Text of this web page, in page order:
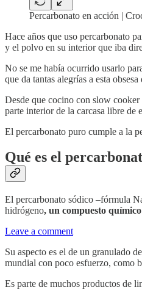
Percarbonato en acción |
Hace años que uso percarbonato
y el polvo en su interior que iba
No se me había ocurrido usarlo
que da tantas alegrías a esta
Desde que cocino con slow
parte interior de la carcasa libre de
El percarbonato puro cumple a la
Qué es el
El percarbonato sódico –fórmula
hidrógeno, un compuesto químico
Leave a comment
Su aspecto es el de un granulado
mundial con poco esfuerzo, como
Es parte de muchos productos de